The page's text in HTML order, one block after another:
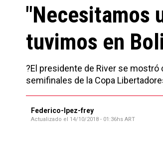
Noticias
Tabla de posiciones
Fixture
Reserva
Copa
"Necesitamos
tuvimos en
?El presidente de River se mostró
semifinales de la Copa
Federico-lpez-frey
Actualizado el 14/10/2018 - 01:36hs ART